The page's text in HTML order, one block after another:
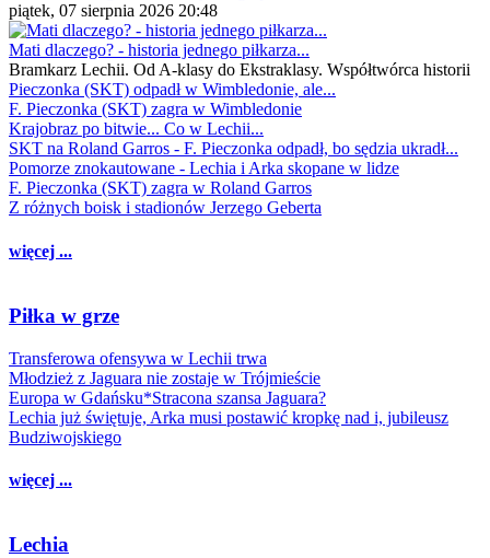
piątek, 07 sierpnia 2026 20:48
Mati dlaczego? - historia jednego piłkarza...
Bramkarz Lechii. Od A-klasy do Ekstraklasy. Współtwórca historii
Pieczonka (SKT) odpadł w Wimbledonie, ale...
F. Pieczonka (SKT) zagra w Wimbledonie
Krajobraz po bitwie... Co w Lechii...
SKT na Roland Garros - F. Pieczonka odpadł, bo sędzia ukradł...
Pomorze znokautowane - Lechia i Arka skopane w lidze
F. Pieczonka (SKT) zagra w Roland Garros
Z różnych boisk i stadionów Jerzego Geberta
więcej ...
Piłka w grze
Transferowa ofensywa w Lechii trwa
Młodzież z Jaguara nie zostaje w Trójmieście
Europa w Gdańsku*Stracona szansa Jaguara?
Lechia już świętuje, Arka musi postawić kropkę nad i, jubileusz
Budziwojskiego
więcej ...
Lechia